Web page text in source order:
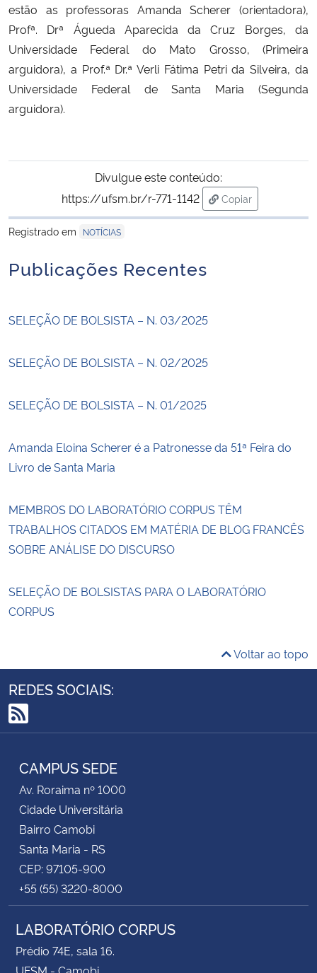
estão as professoras Amanda Scherer (orientadora),
Profª. Drª Águeda Aparecida da Cruz Borges, da
Universidade Federal do Mato Grosso, (Primeira
arguidora), a Prof.ª Dr.ª Verli Fátima Petri da Silveira, da
Universidade Federal de Santa Maria (Segunda
arguidora).
Divulgue este conteúdo:
https://ufsm.br/r-771-1142
Copiar
para área de
Registrado em
NOTÍCIAS
Publicações Recentes
SELEÇÃO DE BOLSISTA – N. 03/2025
SELEÇÃO DE BOLSISTA – N. 02/2025
SELEÇÃO DE BOLSISTA – N. 01/2025
Amanda Eloina Scherer é a Patronesse da 51ª Feira do
Livro de Santa Maria
MEMBROS DO LABORATÓRIO CORPUS TÊM
TRABALHOS CITADOS EM MATÉRIA DE BLOG FRANCÊS
SOBRE ANÁLISE DO DISCURSO
SELEÇÃO DE BOLSISTAS PARA O LABORATÓRIO
CORPUS
Voltar ao topo
REDES SOCIAIS:
RSS
CAMPUS SEDE
Av. Roraima nº 1000
Cidade Universitária
Bairro Camobi
Santa Maria - RS
CEP: 97105-900
+55 (55) 3220-8000
LABORATÓRIO CORPUS
Prédio 74E, sala 16.
UFSM - Camobi